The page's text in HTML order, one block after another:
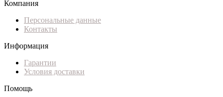
Компания
Персональные данные
Контакты
Информация
Гарантии
Условия доставки
Помощь